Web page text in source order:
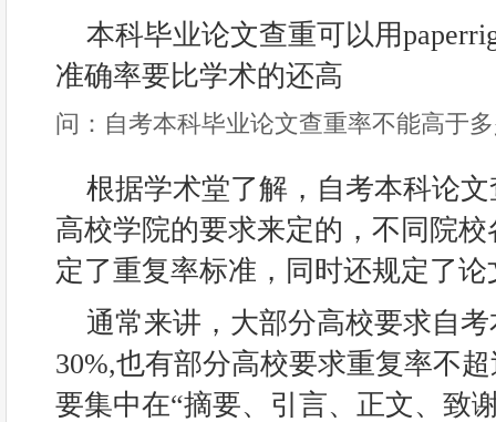
本科毕业论文查重可以用
准确率要比学术的还高
问：自考本科毕业论文查重率不能高于
根据学术堂了解，自考本科论
高校学院的要求来定的，不同院
定了重复率标准，同时还规定了
通常来讲，大部分高校要求自
30%,也有部分高校要求重复率不
要集中在“摘要、引言、正文、致